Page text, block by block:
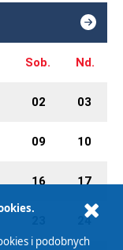
Sob. Nd.
02 03
09 10
16 17
24
i podobnych